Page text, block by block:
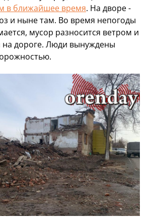
в ближайшее время. На дворе -
и ныне там. Во время непогоды
мусор разносится ветром и
на дороге. Люди вынуждены